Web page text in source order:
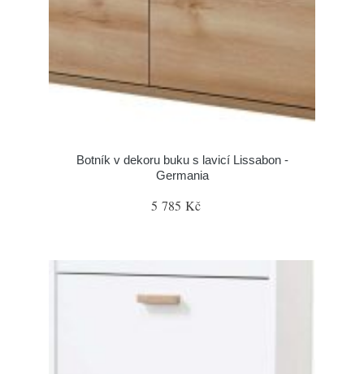
Botník v dekoru buku s lavicí Lissabon -
Germania
5 785 Kč